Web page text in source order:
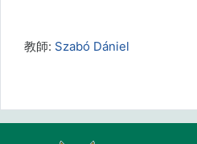
教師: Szabó Dániel